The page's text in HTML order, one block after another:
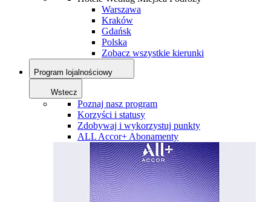
Warszawa
Kraków
Gdańsk
Polska
Zobacz wszystkie kierunki
Program lojalnościowy
Wstecz
Poznaj nasz program
Korzyści i statusy
Zdobywaj i wykorzystuj punkty
ALL Accor+ Abonamenty